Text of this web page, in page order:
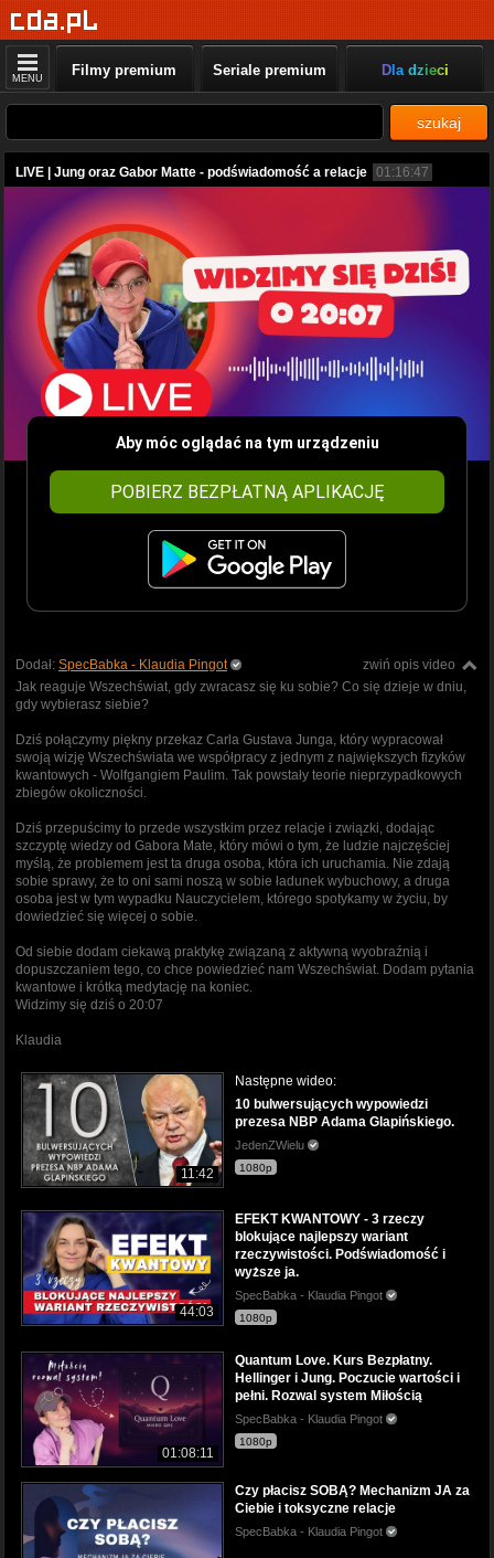
MENU Filmy premium Seriale premium Dla dzieci
szukaj
LIVE | Jung oraz Gabor Matte - podświadomość a relacje 01:16:47
Aby móc oglądać na tym urządzeniu
POBIERZ BEZPŁATNĄ APLIKACJĘ
zwiń opis video
Dodał: SpecBabka - Klaudia Pingot
Jak reaguje Wszechświat, gdy zwracasz się ku sobie? Co się dzieje w dniu,
gdy wybierasz siebie?
Dziś połączymy piękny przekaz Carla Gustava Junga, który wypracował
swoją wizję Wszechświata we współpracy z jednym z największych fizyków
kwantowych - Wolfgangiem Paulim. Tak powstały teorie nieprzypadkowych
zbiegów okoliczności.
Dziś przepuścimy to przede wszystkim przez relacje i związki, dodając
szczyptę wiedzy od Gabora Mate, który mówi o tym, że ludzie najczęściej
myślą, że problemem jest ta druga osoba, która ich uruchamia. Nie zdają
sobie sprawy, że to oni sami noszą w sobie ładunek wybuchowy, a druga
osoba jest w tym wypadku Nauczycielem, którego spotykamy w życiu, by
dowiedzieć się więcej o sobie.
Od siebie dodam ciekawą praktykę związaną z aktywną wyobraźnią i
dopuszczaniem tego, co chce powiedzieć nam Wszechświat. Dodam pytania
kwantowe i krótką medytację na koniec.
Widzimy się dziś o 20:07
Klaudia
11:42
Następne wideo:
10 bulwersujących wypowiedzi
prezesa NBP Adama Glapińskiego.
JedenZWielu
1080p
44:03
EFEKT KWANTOWY - 3 rzeczy
blokujące najlepszy wariant
rzeczywistości. Podświadomość i
wyższe ja.
SpecBabka - Klaudia Pingot
1080p
01:08:11
Quantum Love. Kurs Bezpłatny.
Hellinger i Jung. Poczucie wartości i
pełni. Rozwal system Miłością
SpecBabka - Klaudia Pingot
1080p
Czy płacisz SOBĄ? Mechanizm JA za
Ciebie i toksyczne relacje
SpecBabka - Klaudia Pingot